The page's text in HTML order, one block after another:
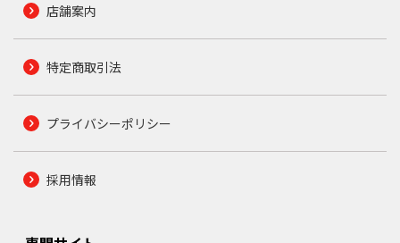
店舗案内
特定商取引法
プライバシーポリシー
採用情報